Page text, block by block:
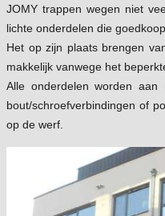
JOMY trappen wegen niet
lichte onderdelen die
Het op zijn plaats brengen
makkelijk vanwege het
Alle onderdelen worden aan
bout/schroefverbindingen of
op de werf.